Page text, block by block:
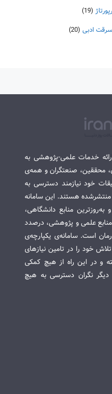
رپورتاژ (19)
سرقت ادبی (20)
خدمات علمی-پژوهشی به
محققین، صنعتگران و همه‌ی
خود نیازمند دسترسی به
منتشرشده هستند. این سامانه
منابع دانشگاهی،
منابع علمی و پژوهشی، درصدد
است. سامانه‌ی یکپارچه‌ی
خود را در تامین نیازهای
و در این راه از هیچ کمکی
دیگر نگران دسترسی به هیچ